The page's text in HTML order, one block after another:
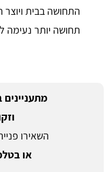
התחושה בבית
תחושה יותר נעימה
השאירו
או